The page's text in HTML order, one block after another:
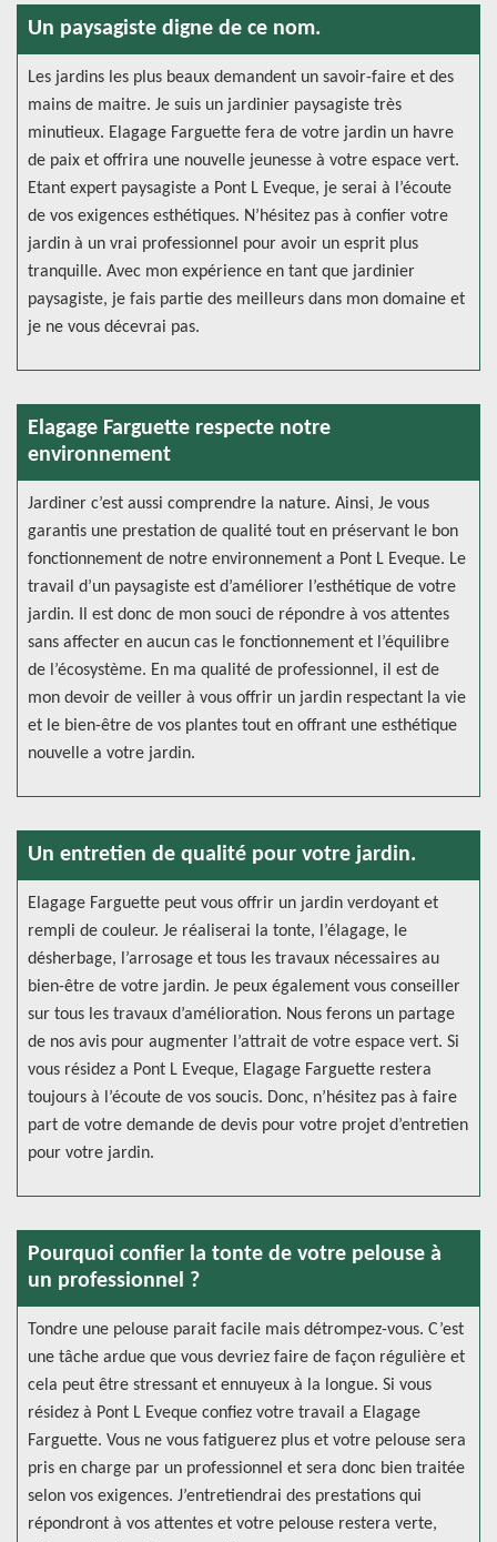
Un paysagiste digne de ce nom.
Les jardins les plus beaux demandent un savoir-faire et des
mains de maitre. Je suis un jardinier paysagiste très
minutieux. Elagage Farguette fera de votre jardin un havre
de paix et offrira une nouvelle jeunesse à votre espace vert.
Etant expert paysagiste a Pont L Eveque, je serai à l’écoute
de vos exigences esthétiques. N’hésitez pas à confier votre
jardin à un vrai professionnel pour avoir un esprit plus
tranquille. Avec mon expérience en tant que jardinier
paysagiste, je fais partie des meilleurs dans mon domaine et
je ne vous décevrai pas.
Elagage Farguette respecte notre
environnement
Jardiner c’est aussi comprendre la nature. Ainsi, Je vous
garantis une prestation de qualité tout en préservant le bon
fonctionnement de notre environnement a Pont L Eveque. Le
travail d’un paysagiste est d’améliorer l’esthétique de votre
jardin. Il est donc de mon souci de répondre à vos attentes
sans affecter en aucun cas le fonctionnement et l’équilibre
de l’écosystème. En ma qualité de professionnel, il est de
mon devoir de veiller à vous offrir un jardin respectant la vie
et le bien-être de vos plantes tout en offrant une esthétique
nouvelle a votre jardin.
Un entretien de qualité pour votre jardin.
Elagage Farguette peut vous offrir un jardin verdoyant et
rempli de couleur. Je réaliserai la tonte, l’élagage, le
désherbage, l’arrosage et tous les travaux nécessaires au
bien-être de votre jardin. Je peux également vous conseiller
sur tous les travaux d’amélioration. Nous ferons un partage
de nos avis pour augmenter l’attrait de votre espace vert. Si
vous résidez a Pont L Eveque, Elagage Farguette restera
toujours à l’écoute de vos soucis. Donc, n’hésitez pas à faire
part de votre demande de devis pour votre projet d’entretien
pour votre jardin.
Pourquoi confier la tonte de votre pelouse à
un professionnel ?
Tondre une pelouse parait facile mais détrompez-vous. C’est
une tâche ardue que vous devriez faire de façon régulière et
cela peut être stressant et ennuyeux à la longue. Si vous
résidez à Pont L Eveque confiez votre travail a Elagage
Farguette. Vous ne vous fatiguerez plus et votre pelouse sera
pris en charge par un professionnel et sera donc bien traitée
selon vos exigences. J’entretiendrai des prestations qui
répondront à vos attentes et votre pelouse restera verte,